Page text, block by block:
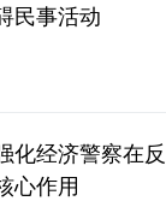
民事活动
化经济警察在反
心作用